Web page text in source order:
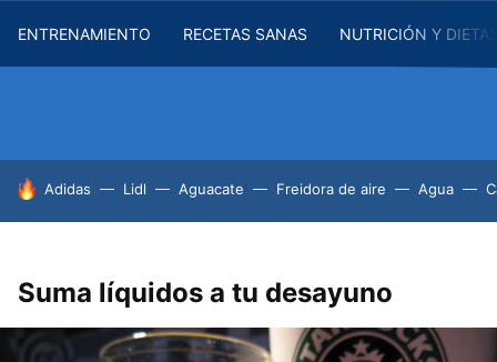
ENTRENAMIENTO RECETAS SANAS NUTRICIÓN Y
HOY SE HABLA DE
Adidas Lidl Aguacate Freidora de aire Agua
Suma líquidos a tu desayuno